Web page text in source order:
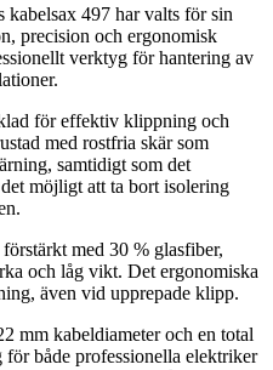
kabelsax 497 har valts för sin
precision och ergonomisk
verktyg för hantering av
för effektiv klippning och
med rostfria skär som
samtidigt som det
möjligt att ta bort isolering
med 30 % glasfiber,
och låg vikt. Det ergonomiska
även vid upprepade klipp.
mm kabeldiameter och en total
både professionella elektriker